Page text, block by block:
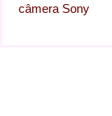
câmera Sony